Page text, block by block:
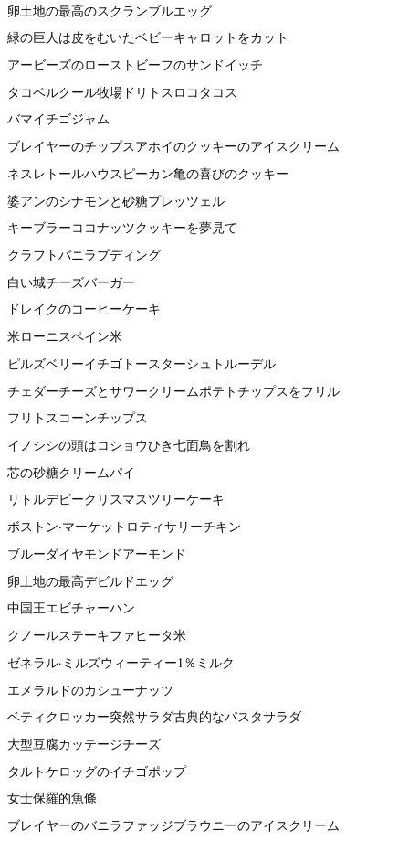
卵土地の最高のスクランブルエッグ
緑の巨人は皮をむいたベビーキャロットをカット
アービーズのローストビーフのサンドイッチ
タコベルクール牧場ドリトスロコタコス
バマイチゴジャム
ブレイヤーのチップスアホイのクッキーのアイスクリーム
ネスレトールハウスピーカン亀の喜びのクッキー
婆アンのシナモンと砂糖プレッツェル
キーブラーココナッツクッキーを夢見て
クラフトバニラプディング
白い城チーズバーガー
ドレイクのコーヒーケーキ
米ローニスペイン米
ピルズベリーイチゴトースターシュトルーデル
チェダーチーズとサワークリームポテトチップスをフリル
フリトスコーンチップス
イノシシの頭はコショウひき七面鳥を割れ
芯の砂糖クリームパイ
リトルデビークリスマスツリーケーキ
ボストン·マーケットロティサリーチキン
ブルーダイヤモンドアーモンド
卵土地の最高デビルドエッグ
中国王エビチャーハン
クノールステーキファヒータ米
ゼネラル·ミルズウィーティー1％ミルク
エメラルドのカシューナッツ
ベティクロッカー突然サラダ古典的なパスタサラダ
大型豆腐カッテージチーズ
タルトケロッグのイチゴポップ
女士保羅的魚條
ブレイヤーのバニラファッジブラウニーのアイスクリーム